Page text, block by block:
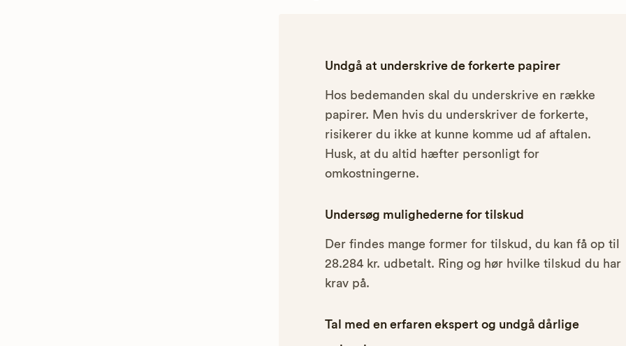
Undgå at underskrive de forkerte papirer
Hos bedemanden skal du underskrive en række
papirer. Men hvis du underskriver de forkerte,
risikerer du ikke at kunne komme ud af aftalen.
Husk, at du altid hæfter personligt for
omkostningerne.
Undersøg mulighederne for tilskud
Der findes mange former for tilskud, du kan få op til
28.284 kr. udbetalt. Ring og hør hvilke tilskud du har
krav på.
Tal med en erfaren ekspert og undgå dårlige